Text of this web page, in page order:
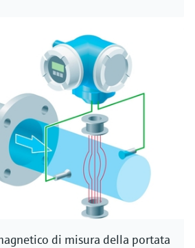
di misura della portata